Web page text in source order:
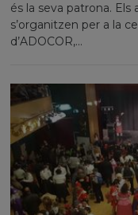
és la seva patrona.
s’organitzen per a la
d’ADOCOR,...